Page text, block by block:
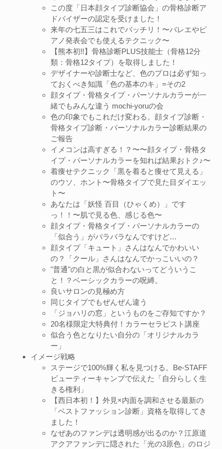
この度「日本顔タイプ診断協会」の骨格診断ア
ドバイザーの認定を受けました！
来年の七五三はこれでバッチリ！〜バレエやピ
アノ発表会でも使えるテクニック〜
【熊本初!!】骨格診断PLUS技能士（骨格12分
類：骨格12タイプ）を取得しました！
デザイナーや診断士など、色のプロは必ず知っ
ておくべき知識「色の基本のキ」=その2
顔タイプ・骨格タイプ・パーソナルカラーが一
緒でもみんな違う mochi-yoruの会
色の印象でもこれだけ変わる。顔タイプ診断・
骨格タイプ診断・パーソナルカラー診断結果の
ご報告
イメコンは高すぎる！？〜〜顔タイプ・骨格タ
イプ・パーソナルカラーを知れば結果おトク♪〜
着痩せテクニック「黒を着ると痩せて見える」
のウソ、ホント〜骨格タイプで見た目ダイエッ
ト〜
あなたは「妖怪 百目（ひゃくめ）」です
っ！！〜肌で見る色、感じる色〜
顔タイプ・骨格タイプ・パーソナルカラーの
「似合う」がバラバラなんですけど…
顔タイプ「キュート」さんはなんでかわいい
の？「クール」さんはなんでかっこいいの？
"普通"の白と黒が似合わないってどういうこ
と！？ベーシックカラーの呪縛。
良いサロンの見極め方
同じタイプでもぜんぜん違う
「ジョハリの窓」というものをご存知ですか？
20名様限定大特典付！カラーセラピスト講座
似合う色となりたい自分の「オリジナルカラ
ー」
イメージ戦略
ステージで100%輝く私を見つける。Be-STAFF
ビューティーキャンプで伝えた「自分らしく生
きる権利」
【西日本初！】外見×内面を調和させる最新の
「ベストファッション診断」資格を取得してき
ました！
なぜあのファンデは透明感が出るのか？江原道
アクアファンデに隠された「光の3原色」のロジ